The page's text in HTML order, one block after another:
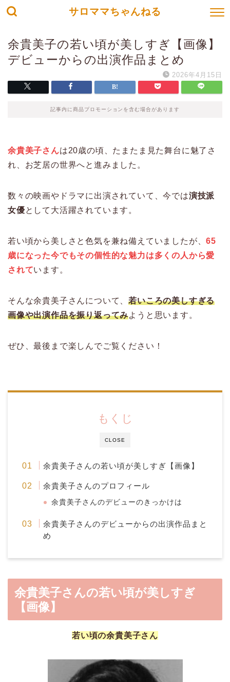
サロママちゃんねる
余貴美子の若い頃が美しすぎ【画像】
デビューからの出演作品まとめ
2026年4月15日
記事内に商品プロモーションを含む場合があります
余貴美子さんは20歳の頃、たまたま見た舞台に魅了さ
れ、お芝居の世界へと進みました。
数々の映画やドラマに出演されていて、今では演技派
女優として大活躍されています。
若い頃から美しさと色気を兼ね備えていましたが、65
歳になった今でもその個性的な魅力は多くの人から愛
されています。
そんな余貴美子さんについて、若いころの美しすぎる
画像や出演作品を振り返ってみようと思います。
ぜひ、最後まで楽しんでご覧ください！
CLOSE
もくじ
余貴美子さんの若い頃が美しすぎ【画像】
余貴美子さんのプロフィール
余貴美子さんのデビューのきっかけは
余貴美子さんのデビューからの出演作品まと
め
余貴美子さんの若い頃が美しすぎ
【画像】
若い頃の余貴美子さん